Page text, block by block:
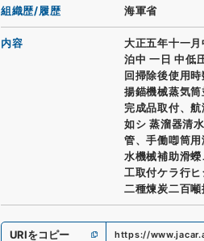
組織歴/履歴 海軍省
内容
大正五年十一
泊中 一日 中低
回掃除後使用
揚錨機械蒸気
完成品取付、
如シ 蒸溜器清
管、手働喞筒
水機械補助滑
工取付ケラ行
二種煉炭二百噸
URIをコピー https://